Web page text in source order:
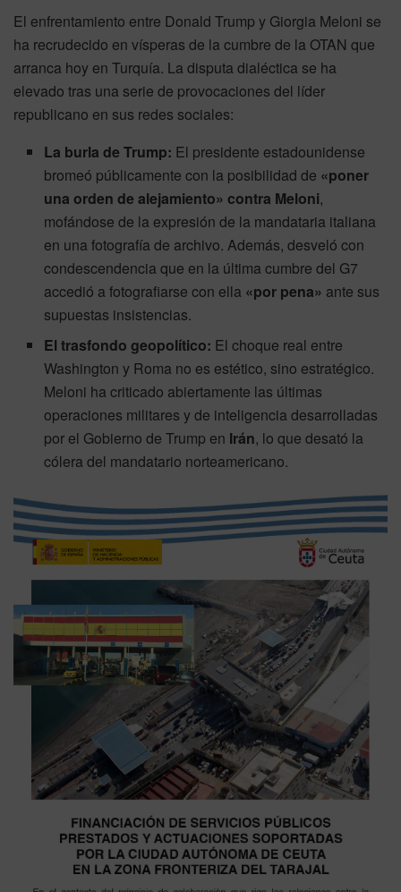
El enfrentamiento entre Donald Trump y Giorgia Meloni se
ha recrudecido en vísperas de la cumbre de la OTAN que
arranca hoy en Turquía. La disputa dialéctica se ha
elevado tras una serie de provocaciones del líder
republicano en sus redes sociales:
La burla de Trump: El presidente estadounidense
bromeó públicamente con la posibilidad de «poner
una orden de alejamiento» contra Meloni,
mofándose de la expresión de la mandataria italiana
en una fotografía de archivo. Además, desveló con
condescendencia que en la última cumbre del G7
accedió a fotografiarse con ella «por pena» ante sus
supuestas insistencias.
El trasfondo geopolítico: El choque real entre
Washington y Roma no es estético, sino estratégico.
Meloni ha criticado abiertamente las últimas
operaciones militares y de inteligencia desarrolladas
por el Gobierno de Trump en Irán, lo que desató la
cólera del mandatario norteamericano.